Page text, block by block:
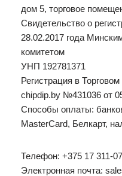
дом 5, торговое
Свидетельство о
28.02.2017 года
комитетом
УНП 192781371
Регистрация в
сhipdip.by №431036 от
Способы оплаты:
MasterCard, Белкарт,
Телефон: +375 17 311-
Электронная почта: